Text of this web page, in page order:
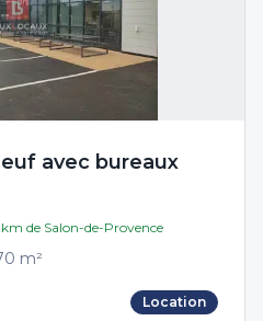
avec bureaux
km de Salon-de-Provence
m²
Location